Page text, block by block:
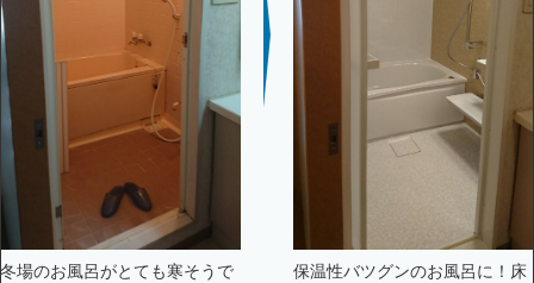
冬場のお風呂がとても寒そうで
保温性バツグンのお風呂に！床